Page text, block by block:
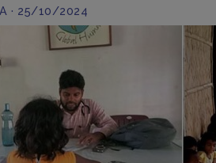
· 25/10/2024